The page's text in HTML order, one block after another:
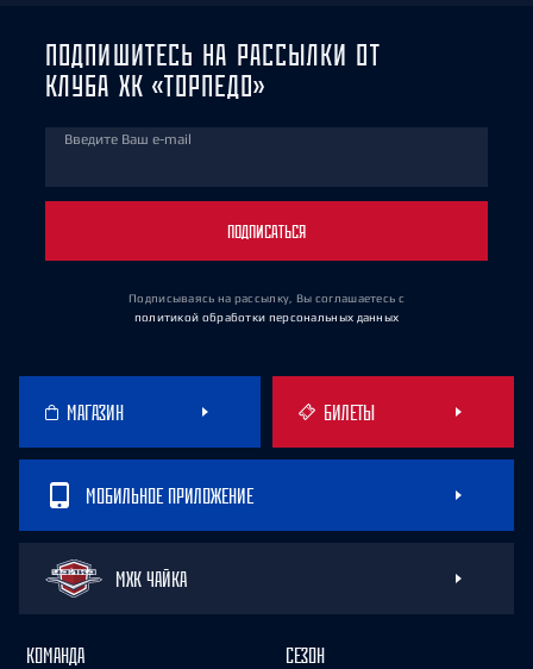
ПОДПИШИТЕСЬ НА РАССЫЛКИ ОТ
КЛУБА ХК «ТОРПЕДО»
Введите Ваш e-mail
ПОДПИСАТЬСЯ
Подписываясь на рассылку, Вы соглашаетесь с
политикой обработки персональных данных
МАГАЗИН БИЛЕТЫ
МОБИЛЬНОЕ ПРИЛОЖЕНИЕ
МХК ЧАЙКА
КОМАНДА СЕЗОН